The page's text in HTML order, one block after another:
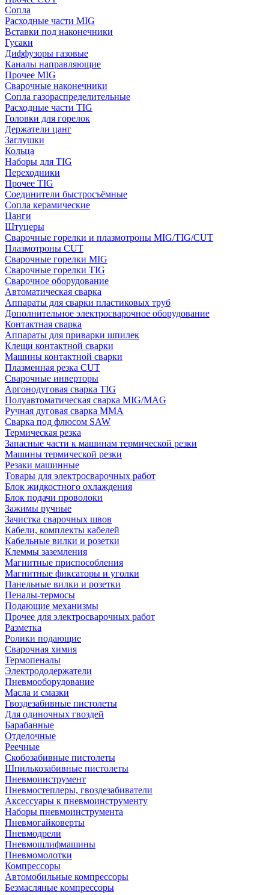
Сопла
Расходные части MIG
Вставки под наконечники
Гусаки
Диффузоры газовые
Каналы направляющие
Прочее MIG
Сварочные наконечники
Сопла газораспределительные
Расходные части TIG
Головки для горелок
Держатели цанг
Заглушки
Кольца
Наборы для TIG
Переходники
Прочее TIG
Соединители быстросъёмные
Сопла керамические
Цанги
Штуцеры
Сварочные горелки и плазмотроны MIG/TIG/CUT
Плазмотроны CUT
Сварочные горелки MIG
Сварочные горелки TIG
Сварочное оборудование
Автоматическая сварка
Аппараты для сварки пластиковых труб
Дополнительное электросварочное оборудование
Контактная сварка
Аппараты для приварки шпилек
Клещи контактной сварки
Машины контактной сварки
Плазменная резка CUT
Сварочные инверторы
Аргонодуговая сварка TIG
Полуавтоматическая сварка MIG/MAG
Ручная дуговая сварка MMA
Сварка под флюсом SAW
Термическая резка
Запасные части к машинам термической резки
Машины термической резки
Резаки машинные
Товары для электросварочных работ
Блок жидкостного охлаждения
Блок подачи проволоки
Зажимы ручные
Зачистка сварочных швов
Кабели, комплекты кабелей
Кабельные вилки и розетки
Клеммы заземления
Магнитные приспособления
Магнитные фиксаторы и уголки
Панельные вилки и розетки
Пеналы-термосы
Подающие механизмы
Прочее для электросварочных работ
Разметка
Ролики подающие
Сварочная химия
Термопеналы
Электрододержатели
Пневмооборудование
Масла и смазки
Гвоздезабивные пистолеты
Для одиночных гвоздей
Барабанные
Отделочные
Реечные
Скобозабивные пистолеты
Шпилькозабивные пистолеты
Пневмоинструмент
Пневмостеплеры, гвоздезабиватели
Аксессуары к пневмоинструменту
Наборы пневмоинструмента
Пневмогайковерты
Пневмодрели
Пневмошлифмашины
Пневмомолотки
Компрессоры
Автомобильные компрессоры
Безмасляные компрессоры